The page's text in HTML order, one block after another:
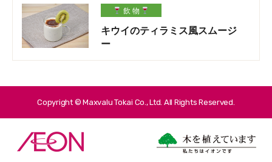
飲 物
キウイのティラミス風スムージ
ー
Copyright © Maxvalu Tokai Co., Ltd. All Rights Reserved.